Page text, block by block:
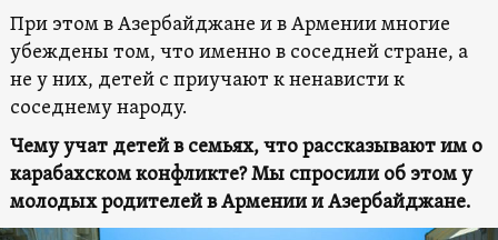
При этом в Азербайджане и в Армении многие
убеждены том, что именно в соседней стране, а
не у них, детей с приучают к ненависти к
соседнему народу.
Чему учат детей в семьях, что рассказывают им о
карабахском конфликте? Мы спросили об этом у
молодых родителей в Армении и Азербайджане.